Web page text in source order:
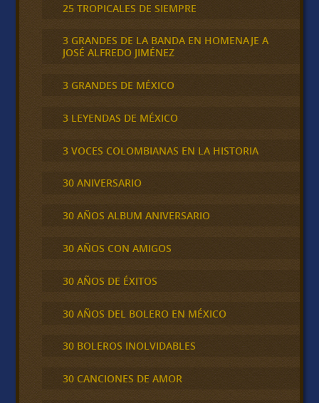
25 TROPICALES DE SIEMPRE
3 GRANDES DE LA BANDA EN HOMENAJE A
JOSÉ ALFREDO JIMÉNEZ
3 GRANDES DE MÉXICO
3 LEYENDAS DE MÉXICO
3 VOCES COLOMBIANAS EN LA HISTORIA
30 ANIVERSARIO
30 AÑOS ALBUM ANIVERSARIO
30 AÑOS CON AMIGOS
30 AÑOS DE ÉXITOS
30 AÑOS DEL BOLERO EN MÉXICO
30 BOLEROS INOLVIDABLES
30 CANCIONES DE AMOR